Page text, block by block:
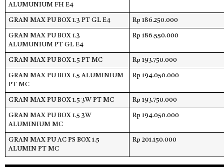
ALUMUNIUM FH E4
GRAN MAX PU BOX 1.3 PT GL E4 Rp 186.250.000
GRAN MAX PU BOX 1.3
ALUMUNIUM PT GL E4
Rp 186.550.000
GRAN MAX PU BOX 1.5 PT MC Rp 193.750.000
GRAN MAX PU BOX 1.5 ALUMINIUM
PT MC
Rp 194.050.000
GRAN MAX PU BOX 1.5 3W PT MC Rp 193.750.000
GRAN MAX PU BOX 1.5 3W
ALUMINIUM MC
Rp 194.050.000
GRAN MAX PU AC PS BOX 1.5
ALUMIN PT MC
Rp 201.150.000